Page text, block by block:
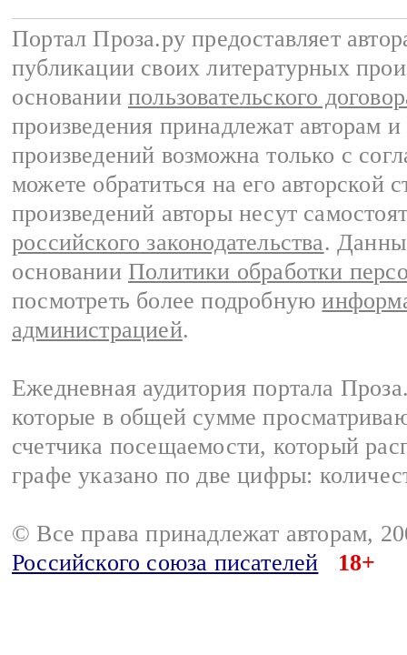
Портал Проза.ру предоставляет
публикации своих литературных
основании пользовательского
произведения принадлежат авторам
произведений возможна только с
можете обратиться на его авторской
произведений авторы несут
российского законодательства.
основании Политики обработки
посмотреть более подробную
администрацией.
Ежедневная аудитория портала
которые в общей сумме
счетчика посещаемости, который
графе указано по две цифры:
© Все права принадлежат авторам,
Российского союза писателей
18+